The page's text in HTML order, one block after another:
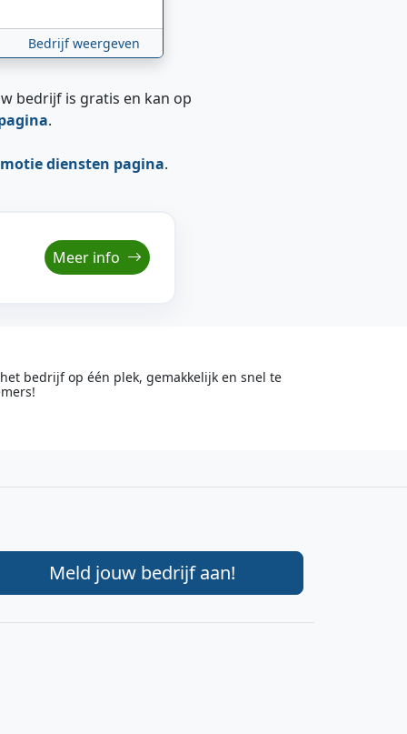
Bedrijf weergeven
bedrijf is gratis en kan op
.
diensten pagina.
Meer info
bedrijf op één plek, gemakkelijk en snel te
Meld jouw bedrijf aan!